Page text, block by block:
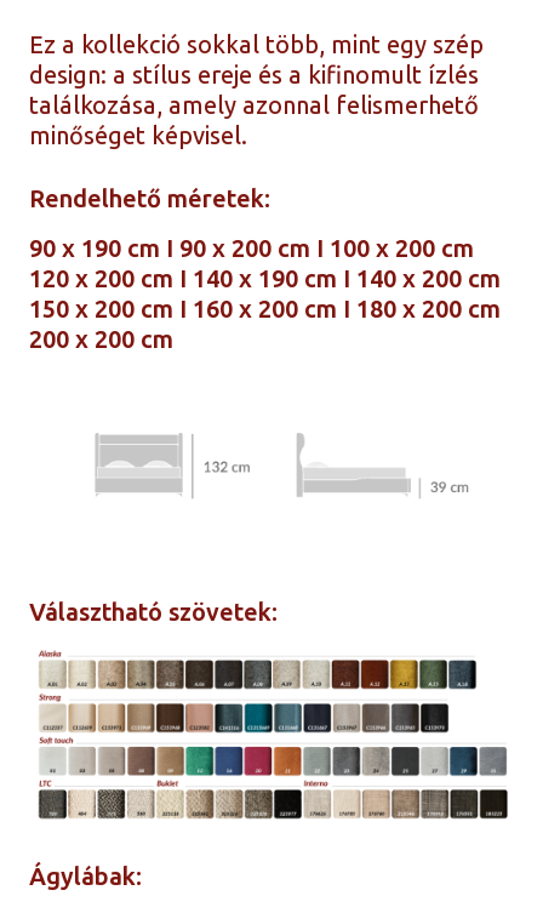
Ez a kollekció sokkal több, mint egy szép
design: a stílus ereje és a kifinomult ízlés
találkozása, amely azonnal felismerhető
minőséget képvisel.
Rendelhető méretek:
90 x 190 cm I 90 x 200 cm I 100 x 200 cm
120 x 200 cm I 140 x 190 cm I 140 x 200 cm
150 x 200 cm I 160 x 200 cm I 180 x 200 cm
200 x 200 cm
Választható szövetek:
Ágylábak: